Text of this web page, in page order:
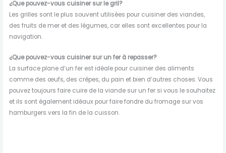
¿Que pouvez-vous cuisiner sur le gril?
Les grilles sont le plus souvent utilisées pour cuisiner des viandes,
des fruits de mer et des légumes, car elles sont excellentes pour la
navigation.
¿Que pouvez-vous cuisiner sur un fer à repasser?
La surface plane d’un fer est idéale pour cuisiner des aliments
comme des œufs, des crêpes, du pain et bien d’autres choses. Vous
pouvez toujours faire cuire de la viande sur un fer si vous le souhaitez
et ils sont également idéaux pour faire fondre du fromage sur vos
hamburgers vers la fin de la cuisson.